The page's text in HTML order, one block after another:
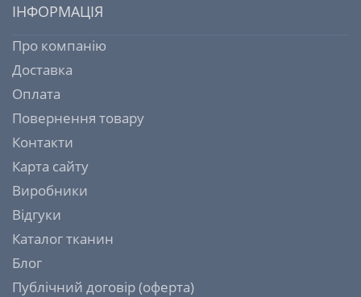
ІНФОРМАЦІЯ
Про компанію
Доставка
Оплата
Повернення товару
Контакти
Карта сайту
Виробники
Відгуки
Каталог тканин
Блог
Публічний договір (оферта)